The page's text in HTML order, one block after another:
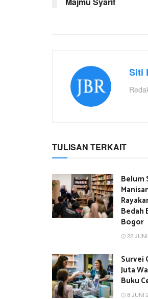
Siti
TULISAN TERKAIT
Belum
Bedah
Bogor
22
Survei
Juta
Buku
8 JUNI